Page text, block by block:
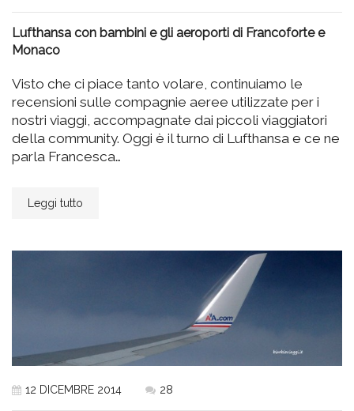
Lufthansa con bambini e gli aeroporti di Francoforte e
Monaco
Visto che ci piace tanto volare, continuiamo le
recensioni sulle compagnie aeree utilizzate per i
nostri viaggi, accompagnate dai piccoli viaggiatori
della community. Oggi è il turno di Lufthansa e ce ne
parla Francesca…
Leggi tutto
12 DICEMBRE 2014 28